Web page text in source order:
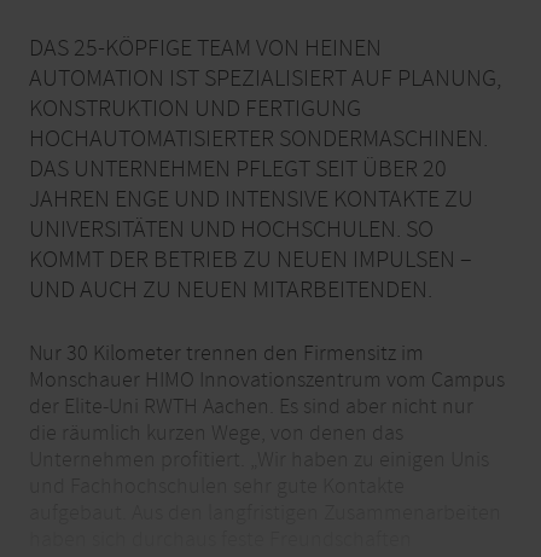
DAS 25-KÖPFIGE TEAM VON HEINEN
AUTOMATION IST SPEZIALISIERT AUF PLANUNG,
KONSTRUKTION UND FERTIGUNG
HOCHAUTOMATISIERTER SONDERMASCHINEN.
DAS UNTERNEHMEN PFLEGT SEIT ÜBER 20
JAHREN ENGE UND INTENSIVE KONTAKTE ZU
UNIVERSITÄTEN UND HOCHSCHULEN. SO
KOMMT DER BETRIEB ZU NEUEN IMPULSEN –
UND AUCH ZU NEUEN MITARBEITENDEN.
Nur 30 Kilometer trennen den Firmensitz im
Monschauer HIMO Innovationszentrum vom Campus
der Elite-Uni RWTH Aachen. Es sind aber nicht nur
die räumlich kurzen Wege, von denen das